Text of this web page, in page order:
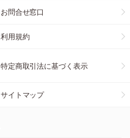
お問合せ窓口
利用規約
特定商取引法に基づく表示
サイトマップ